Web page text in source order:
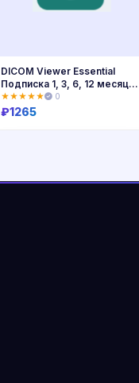
DICOM Viewer Essential
Подписка 1, 3, 6, 12 месяцев
✅ Microsoft Store ПК
★★★★★ 0
₽1265